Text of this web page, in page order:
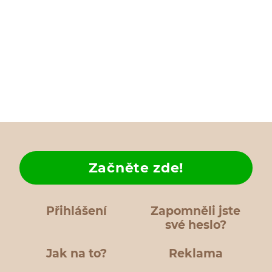
Přihlášení
Zapomněli jste
své heslo?
Jak na to?
Začněte zde!
Reklama